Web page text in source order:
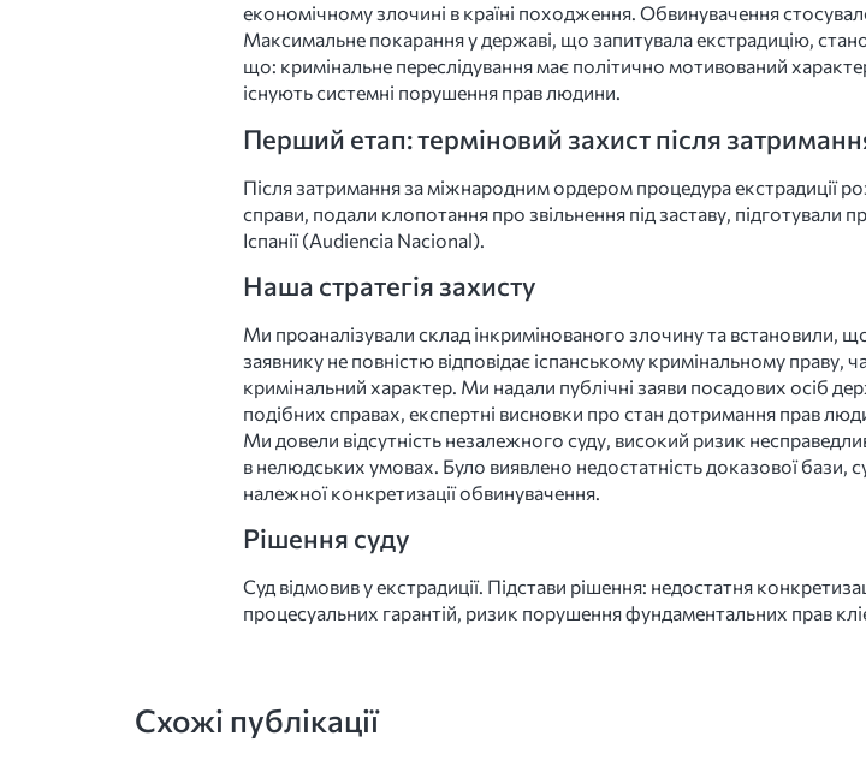
економічному злочині в країні походження. Обвинувачення
Максимальне покарання у державі, що запитувала екстрадицію,
що: кримінальне переслідування має політично мотивований
існують системні порушення прав людини.
Перший етап: терміновий захист після
Після затримання за міжнародним ордером процедура екстрадиції
справи, подали клопотання про звільнення під заставу, підготували
Іспанії (Audiencia Nacional).
Наша стратегія захисту
Ми проаналізували склад інкримінованого злочину та встановили,
заявнику не повністю відповідає іспанському кримінальному праву,
кримінальний характер. Ми надали публічні заяви посадових осіб
подібних справах, експертні висновки про стан дотримання прав
Ми довели відсутність незалежного суду, високий ризик
в нелюдських умовах. Було виявлено недостатність доказової бази,
належної конкретизації обвинувачення.
Рішення суду
Суд відмовив у екстрадиції. Підстави рішення: недостатня
процесуальних гарантій, ризик порушення фундаментальних прав
Схожі публікації